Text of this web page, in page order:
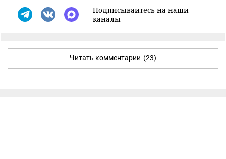
Подписывайтесь на наши
каналы
Читать комментарии (23)